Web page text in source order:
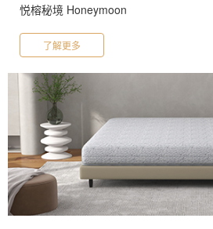
悦榕秘境 Honeymoon
了解更多